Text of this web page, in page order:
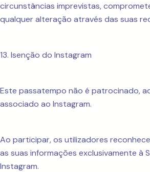
circunstâncias imprevistas,
qualquer alteração através das suas
13. Isenção do Instagram
Este passatempo não é patrocinado,
associado ao Instagram.
Ao participar, os utilizadores
as suas informações exclusivamente à
Instagram.